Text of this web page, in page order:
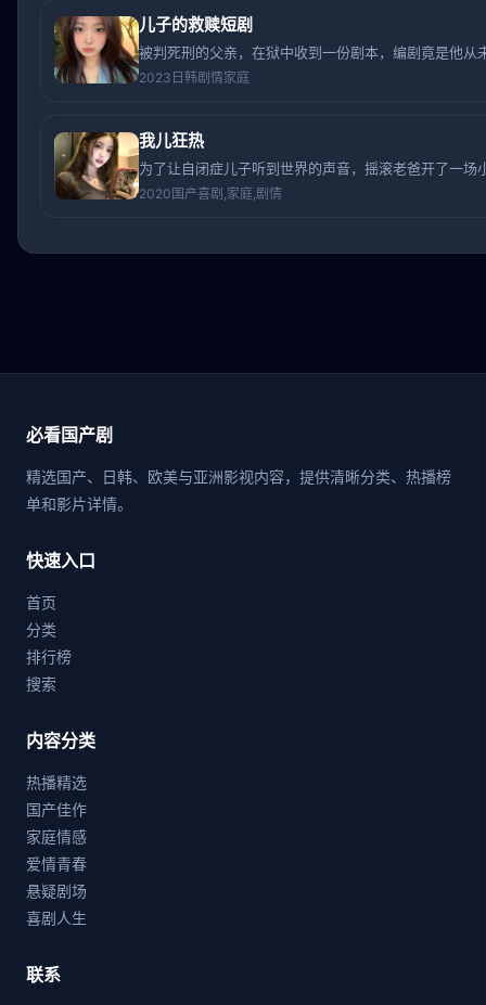
儿子的救赎短剧
被判死刑的父亲，在狱中收到一份剧本，编剧竟是他从
2023 日韩剧情家庭
我儿狂热
为了让自闭症儿子听到世界的声音，摇滚老爸开了一场
2020 国产喜剧,家庭,剧情
必看国产剧
精选国产、日韩、欧美与亚洲影视内容，提供清晰分类、热播榜
单和影片详情。
快速入口
首页
分类
排行榜
搜索
内容分类
热播精选
国产佳作
家庭情感
爱情青春
悬疑剧场
喜剧人生
联系